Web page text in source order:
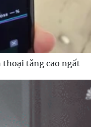
thoại tăng cao ngất